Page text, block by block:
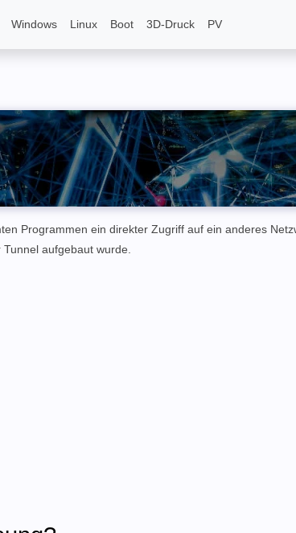
Windows Linux Boot 3D-Druck PV
Programmen ein direkter Zugriff auf ein anderes
aufgebaut wurde.